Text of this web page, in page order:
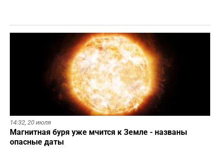
14:32, 20 июля
Магнитная буря уже мчится к Земле - названы
опасные даты